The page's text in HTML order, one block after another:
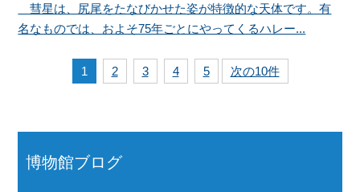
博物館ブログ
彗星は、尻尾をたなびかせた姿が特徴的な天体です。有
名なものでは、およそ75年ごとにやってくるハレー...
1 2 3 4 5 次の10件